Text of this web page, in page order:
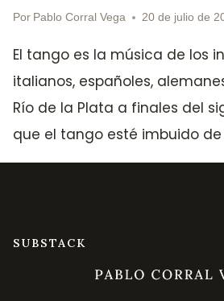
Por Pablo Corral Vega 20 de julio de
El tango es la música de los
italianos, españoles,
Río de la Plata a finales del
que el tango esté imbuido
SUBSTACK